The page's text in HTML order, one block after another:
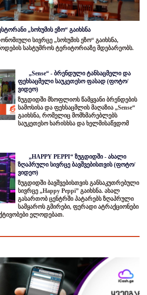
„სოხუმის ეზო“ გაიხსნა
სივრცე „სოხუმის ეზო“ გაიხსნა,
სასტუმროს ტერიტორიაზე მდებარეობს.
„Sense“ - ბრენდული ტანსაცმელი და
ფეხსაცმელი საუკეთესო ფასად (ფოტო/
ვიდეო)
ზუგდიდში მსოფლიოს წამყვანი ბრენდების
სამოსისა და ფეხსაცმლის მაღაზია „Sense“
გაიხსნა, რომელიც მომხმარებლებს
საუკეთესო ხარისხსა და ხელმისაწვდომ
„HAPPY PEPPI“ ზუგდიდში - ახალი
ზღაპრული სივრცე ბავშვებისთვის (ფოტო/
ვიდეო)
ზუგდიდში ბავშვებისთვის განსაკუთრებული
სივრცე „Happy Peppi” გაიხსნა. ახალ
გასართობ ცენტრში პატარებს ზღაპრული
სამყაროს გმირები, ფერადი ატრაქციონები
ელოდებათ.